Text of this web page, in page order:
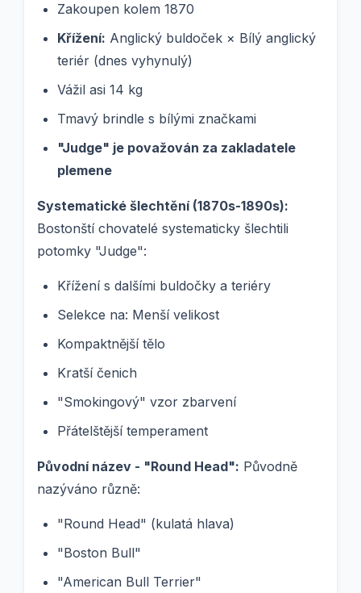
Zakoupen kolem 1870
Křížení: Anglický buldoček × Bílý anglický
teriér (dnes vyhynulý)
Vážil asi 14 kg
Tmavý brindle s bílými značkami
"Judge" je považován za zakladatele
plemene
Systematické šlechtění (1870s-1890s):
Bostonští chovatelé systematicky šlechtili
potomky "Judge":
Křížení s dalšími buldočky a teriéry
Selekce na: Menší velikost
Kompaktnější tělo
Kratší čenich
"Smokingový" vzor zbarvení
Přátelštější temperament
Původní název - "Round Head": Původně
nazýváno různě:
"Round Head" (kulatá hlava)
"Boston Bull"
"American Bull Terrier"